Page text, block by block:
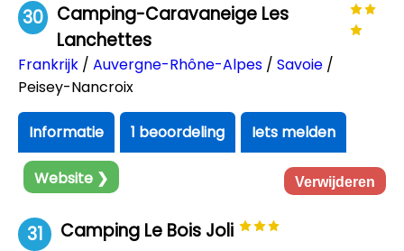
30 Camping-Caravaneige Les
Lanchettes
Frankrijk / Auvergne-Rhône-Alpes / Savoie /
Peisey-Nancroix
Informatie 1 beoordeling Iets melden
Website ❯ Verwijderen
31 Camping Le Bois Joli